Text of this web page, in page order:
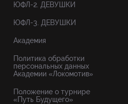
ЮФЛ-2. ДЕВУШКИ
ЮФЛ-3. ДЕВУШКИ
Академия
Политика обработки
персональных данных
Академии «Локомотив»
Положение о турнире
«Путь Будущего»